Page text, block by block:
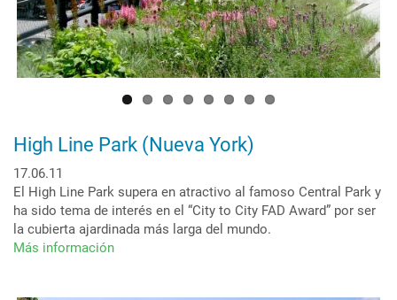
High Line Park (Nueva York)
17.06.11
El High Line Park supera en atractivo al famoso Central Park y
ha sido tema de interés en el “City to City FAD Award” por ser
la cubierta ajardinada más larga del mundo.
Más información